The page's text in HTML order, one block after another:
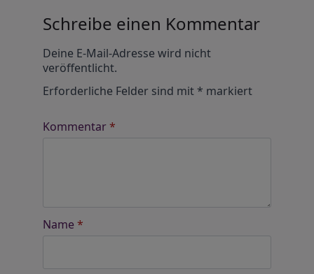
Schreibe einen Kommentar
Deine E-Mail-Adresse wird nicht
veröffentlicht.
Erforderliche Felder sind mit* markiert
Kommentar*
Name *